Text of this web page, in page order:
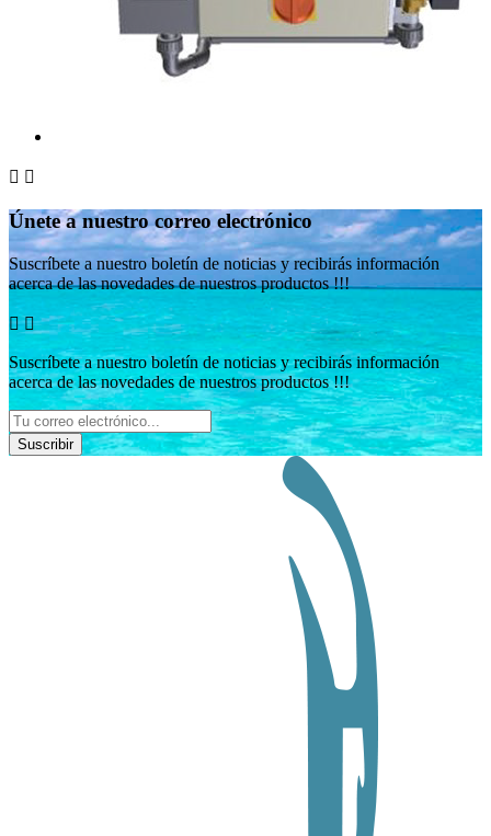
 
Únete a nuestro correo electrónico
Suscríbete a nuestro boletín de noticias y recibirás información
acerca de las novedades de nuestros productos !!!
 
Suscríbete a nuestro boletín de noticias y recibirás información
acerca de las novedades de nuestros productos !!!
Suscribir